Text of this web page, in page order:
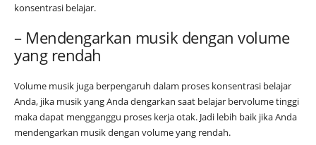
konsentrasi belajar.
– Mendengarkan musik dengan volume
yang rendah
Volume musik juga berpengaruh dalam proses konsentrasi belajar
Anda, jika musik yang Anda dengarkan saat belajar bervolume tinggi
maka dapat mengganggu proses kerja otak. Jadi lebih baik jika Anda
mendengarkan musik dengan volume yang rendah.